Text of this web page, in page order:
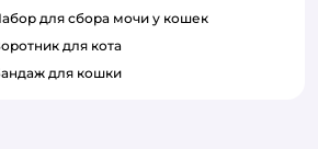
набор для сбора мочи у кошек
воротник для кота
бандаж для кошки